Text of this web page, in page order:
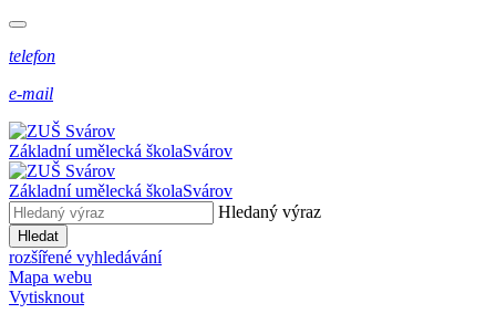
telefon
e-mail
Základní umělecká školaSvárov
Základní umělecká školaSvárov
Hledaný výraz
Hledat
rozšířené vyhledávání
Mapa webu
Vytisknout